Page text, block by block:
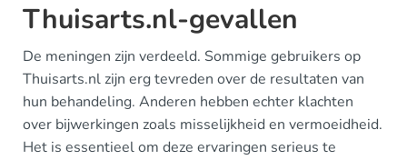
Thuisarts.nl-gevallen
De meningen zijn verdeeld. Sommige gebruikers op
Thuisarts.nl zijn erg tevreden over de resultaten van
hun behandeling. Anderen hebben echter klachten
over bijwerkingen zoals misselijkheid en vermoeidheid.
Het is essentieel om deze ervaringen serieus te